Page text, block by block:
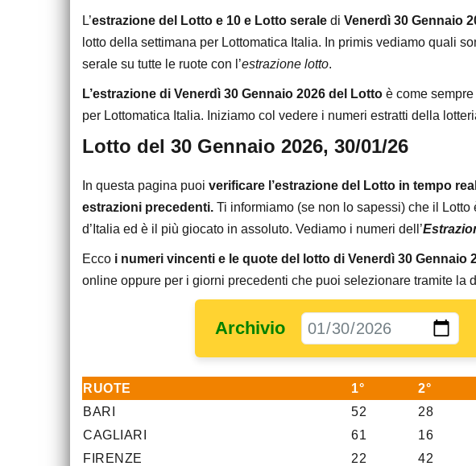
L’estrazione del Lotto e 10 e Lotto serale di Venerdì 30 Gennaio
lotto della settimana per Lottomatica Italia. In primis vediamo quali
serale su tutte le ruote con l’estrazione lotto.
L’estrazione di Venerdì 30 Gennaio 2026 del Lotto è come
per Lottomatica Italia. Iniziamo col vedere i numeri estratti della
Lotto del 30 Gennaio 2026, 30/01/26
In questa pagina puoi verificare l’estrazione del Lotto in tempo
estrazioni precedenti. Ti informiamo (se non lo sapessi) che il
d’Italia ed è il più giocato in assoluto. Vediamo i numeri dell’
Ecco i numeri vincenti e le quote del lotto di Venerdì 30 Gennaio
online oppure per i giorni precedenti che puoi selezionare tramite la
Archivio
RUOTE 1° 2°
BARI
52 28
CAGLIARI
61 16
FIRENZE
22 42